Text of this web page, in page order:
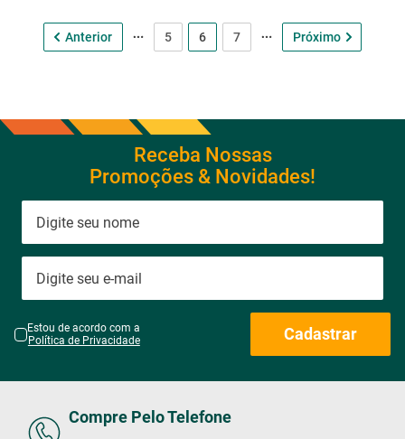
5 6 7
Receba Nossas
Promoções & Novidades!
Estou de acordo com a
Política de Privacidade
Cadastrar
Compre Pelo Telefone